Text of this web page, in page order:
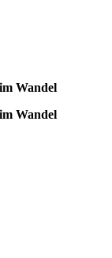
Wandel
Wandel